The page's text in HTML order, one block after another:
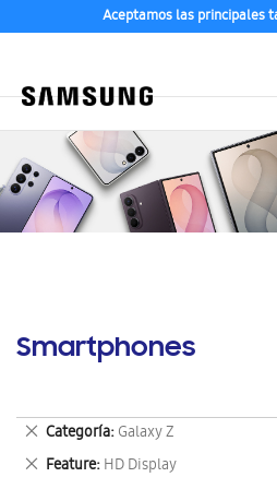
Aceptamos las principales
Smartphones
Categoría Galaxy Z
Eliminar
este
artículo
Feature HD Display
Eliminar